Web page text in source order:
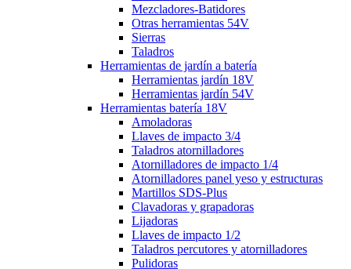
Mezcladores-Batidores
Otras herramientas 54V
Sierras
Taladros
Herramientas de jardín a batería
Herramientas jardín 18V
Herramientas jardín 54V
Herramientas batería 18V
Amoladoras
Llaves de impacto 3/4
Taladros atornilladores
Atornilladores de impacto 1/4
Atornilladores panel yeso y estructuras
Martillos SDS-Plus
Clavadoras y grapadoras
Lijadoras
Llaves de impacto 1/2
Taladros percutores y atornilladores
Pulidoras